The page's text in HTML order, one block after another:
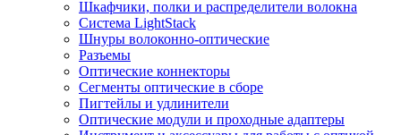
Шкафчики, полки и распределители волокна
Система LightStack
Шнуры волоконно-оптические
Разъемы
Оптические коннекторы
Сегменты оптические в сборе
Пигтейлы и удлинители
Оптические модули и проходные адаптеры